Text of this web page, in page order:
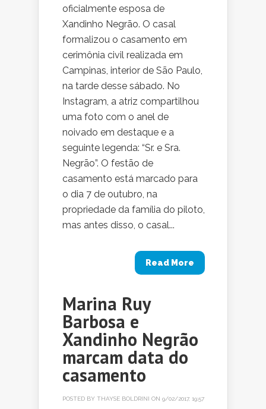
oficialmente esposa de
Xandinho Negrão. O casal
formalizou o casamento em
cerimônia civil realizada em
Campinas, interior de São Paulo,
na tarde desse sábado. No
Instagram, a atriz compartilhou
uma foto com o anel de
noivado em destaque e a
seguinte legenda: “Sr. e Sra.
Negrão”. O festão de
casamento está marcado para
o dia 7 de outubro, na
propriedade da família do piloto,
mas antes disso, o casal...
Read More
Marina Ruy
Barbosa e
Xandinho Negrão
marcam data do
casamento
POSTED BY THAYSE BOLDRINI ON 9/02/2017, 19:57